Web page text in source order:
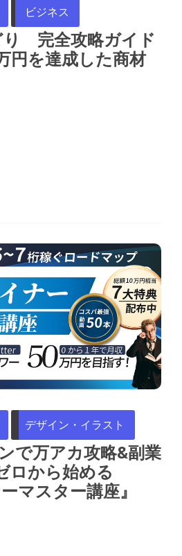
ビジネス
り 完全攻略ガイド
円を達成した商材
デザイン・イラスト
で万アカ攻略&副業
ロから始める
マスター講座』